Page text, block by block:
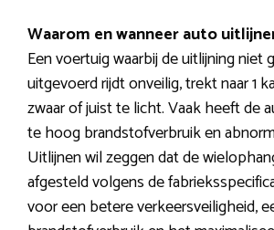
Waarom en wanneer auto
Een voertuig waarbij de uitlijning niet
uitgevoerd rijdt onveilig, trekt naar 1
zwaar of juist te licht. Vaak heeft de
te hoog brandstofverbruik en
Uitlijnen wil zeggen dat de
afgesteld volgens de
voor een betere verkeersveiligheid,